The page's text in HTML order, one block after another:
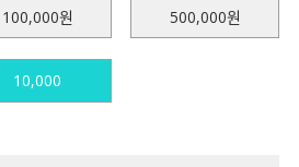
100,000원 500,000원